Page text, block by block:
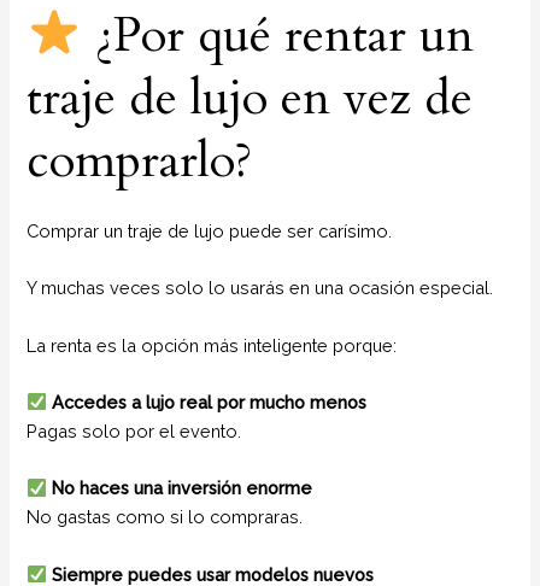
¿Por qué rentar un
traje de lujo en vez de
comprarlo?
Comprar un traje de lujo puede ser carísimo.
Y muchas veces solo lo usarás en una ocasión especial.
La renta es la opción más inteligente porque:
Accedes a lujo real por mucho menos
Pagas solo por el evento.
No haces una inversión enorme
No gastas como si lo compraras.
Siempre puedes usar modelos nuevos